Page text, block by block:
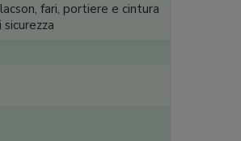
fari, portiere e cintura
sicurezza